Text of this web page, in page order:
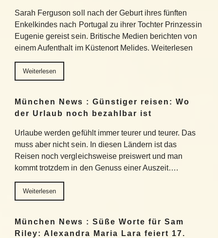
Sarah Ferguson soll nach der Geburt ihres fünften
Enkelkindes nach Portugal zu ihrer Tochter Prinzessin
Eugenie gereist sein. Britische Medien berichten von
einem Aufenthalt im Küstenort Melides. Weiterlesen
Weiterlesen
München News : Günstiger reisen: Wo
der Urlaub noch bezahlbar ist
Urlaube werden gefühlt immer teurer und teurer. Das
muss aber nicht sein. In diesen Ländern ist das
Reisen noch vergleichsweise preiswert und man
kommt trotzdem in den Genuss einer Auszeit….
Weiterlesen
München News : Süße Worte für Sam
Riley: Alexandra Maria Lara feiert 17.